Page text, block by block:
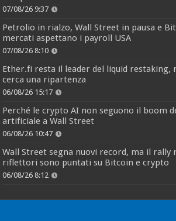
07/08/26 9:37
Petrolio in rialzo, Wall Street in pausa e
mercati aspettano i payroll USA
07/08/26 8:10
Ether.fi resta il leader del liquid restaking,
cerca una ripartenza
06/08/26 15:17
Perché le crypto AI non seguono il boom
artificiale a Wall Street
06/08/26 10:47
Wall Street segna nuovi record, ma il rally
riflettori sono puntati su Bitcoin e crypto
06/08/26 8:12